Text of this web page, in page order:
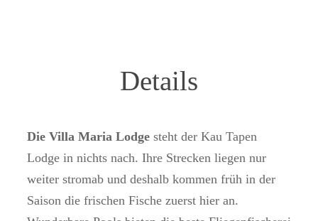
Details
Die Villa Maria Lodgesteht der Kau Tapen
Lodge in nichts nach. Ihre Strecken liegen nur
weiter stromab und deshalb kommen früh in der
Saison die frischen Fische zuerst hier an.